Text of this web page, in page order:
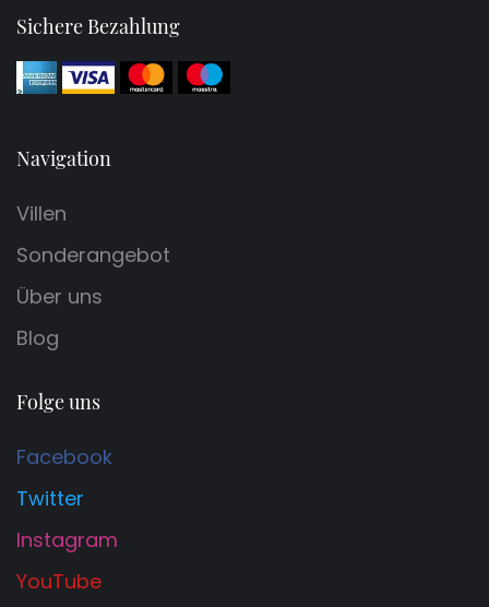
Sichere Bezahlung
Navigation
Villen
Sonderangebot
Über uns
Blog
Folge uns
Facebook
Twitter
Instagram
YouTube